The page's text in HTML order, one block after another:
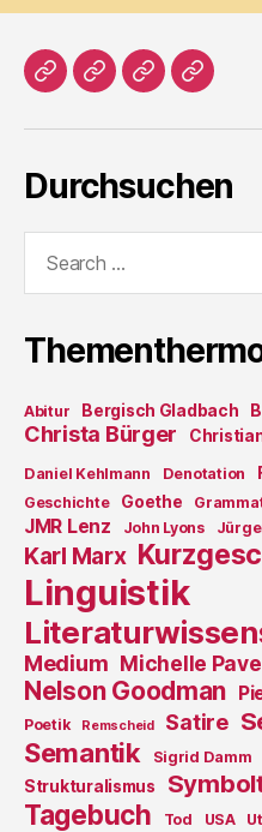
HomeLiteratur
Prosa
Durchsuchen
Abitur Bergisch Gladbach
Christa Bürger
Daniel Kehlmann Denotation
Geschichte Goethe
JMR Lenz John Lyons
Karl Marx
Linguistik
Medium Michelle
Nelson Goodman
Poetik
Remscheid Satire
Semantik Sigrid Damm
Strukturalismus
Tagebuch Tod USA